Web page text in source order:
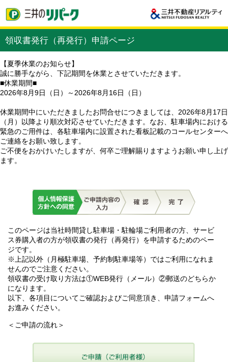
領収書発行（再発行）申請ページ
【夏季休業のお知らせ】
誠に勝手ながら、下記期間を休業とさせていただきます。
■休業期間■
2026年8月9日（日）～2026年8月16日（日）
休業期間中にいただきましたお問合せにつきましては、2026年8月17日
（月）以降より順次対応させていただきます。なお、駐車場内における
緊急のご用件は、各駐車場内に設置された看板記載のコールセンターへ
ご連絡をお願い致します。
ご不便をおかけいたしますが、何卒ご理解賜りますようお願い申し上げ
ます。
このページは当社時間貸し駐車場・駐輪場ご利用者の方、サービ
ス券購入者の方が領収書の発行（再発行）を申請するためのペー
ジです。
※上記以外（月極駐車場、予約制駐車場等）ではご利用になれま
せんのでご注意ください。
領収書の受け取り方法は①WEB発行（メール）②郵送のどちらか
になります。
以下、各項目についてご確認およびご同意頂き、申請フォームへ
お進みください。
＜ご申請の流れ＞